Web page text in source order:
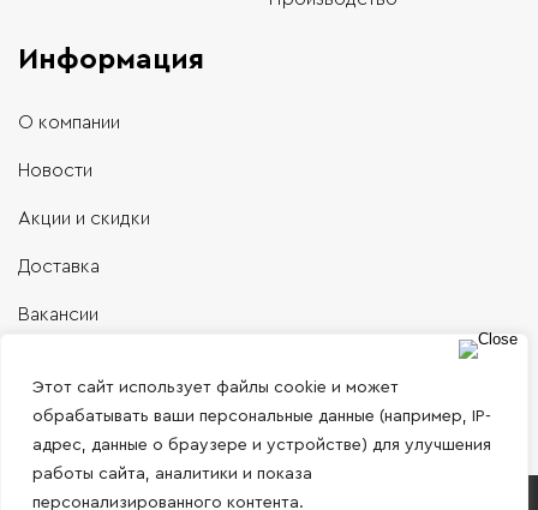
Этот сайт использует файлы cookie и может
обрабатывать ваши персональные данные (например, IP-
адрес, данные о браузере и устройстве) для улучшения
работы сайта, аналитики и показа
персонализированного контента.
Информация
О компании
Новости
Акции и скидки
Доставка
Вакансии